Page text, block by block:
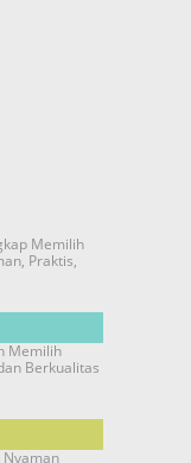
Memilih
Praktis,
Memilih
Berkualitas
Nyaman